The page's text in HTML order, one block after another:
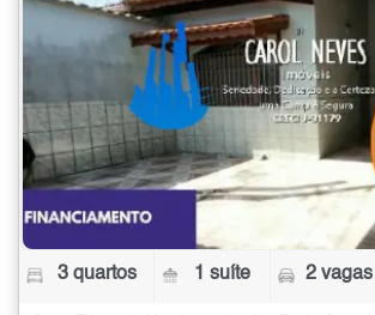
3 quartos 1 suíte 2 vagas